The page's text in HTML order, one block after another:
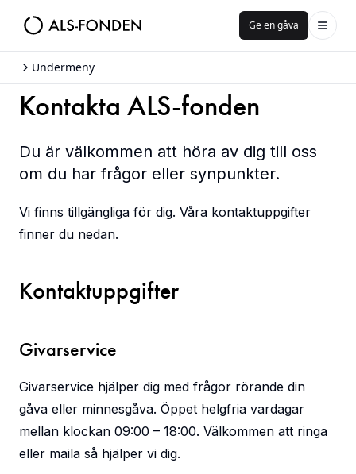
Ge en gåva
Undermeny
Kontakta ALS-fonden
Du är välkommen att höra av dig till oss
om du har frågor eller synpunkter.
Vi finns tillgängliga för dig. Våra kontaktuppgifter
finner du nedan.
Kontaktuppgifter
Givarservice
Givarservice hjälper dig med frågor rörande din
gåva eller minnesgåva. Öppet helgfria vardagar
mellan klockan 09:00 – 18:00. Välkommen att ringa
eller maila så hjälper vi dig.